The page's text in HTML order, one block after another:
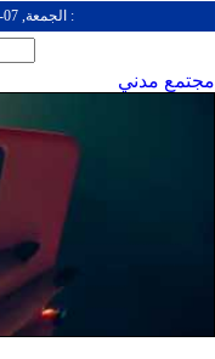
: الجمعة, 07-أغسطس-2026 الساعة: 08:49 م
مجتمع مدني